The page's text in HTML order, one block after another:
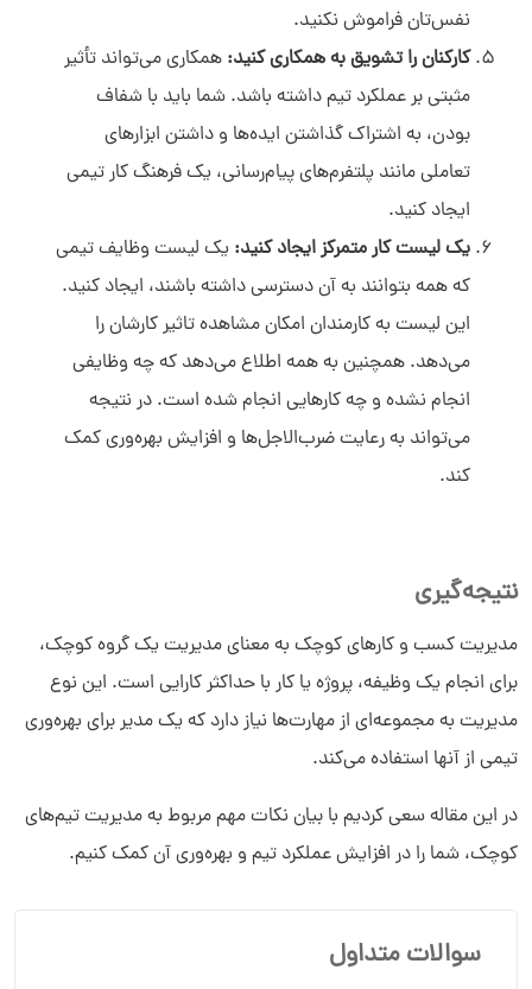
نفس‌تان فراموش نکنید.
کارکنان را تشویق به همکاری کنید: همکاری می‌تواند تأثیر
مثبتی بر عملکرد تیم داشته باشد. شما باید با شفاف
بودن، به اشتراک گذاشتن ایده‌ها و داشتن ابزارهای
تعاملی مانند پلتفرم‌های پیام‌رسانی، یک فرهنگ کار تیمی
ایجاد کنید.
یک لیست کار متمرکز ایجاد کنید: یک لیست وظایف تیمی
که همه بتوانند به آن دسترسی داشته باشند، ایجاد کنید.
این لیست به کارمندان امکان مشاهده تاثیر کارشان را
می‌دهد. همچنین به همه اطلاع می‌دهد که چه وظایفی
انجام نشده و چه کارهایی انجام شده است. در نتیجه
می‌تواند به رعایت ضرب‌الاجل‌ها و افزایش بهره‌وری کمک
کند.
نتیجه‌گیری
مدیریت کسب و کارهای کوچک به معنای مدیریت یک گروه کوچک،
برای انجام یک وظیفه، پروژه یا کار با حداکثر کارایی است. این نوع
مدیریت به مجموعه‌ای از مهارت‌ها نیاز دارد که یک مدیر برای بهره‌وری
تیمی از آنها استفاده می‌کند.
در این مقاله سعی کردیم با بیان نکات مهم مربوط به مدیریت تیم‌های
کوچک، شما را در افزایش عملکرد تیم و بهره‌وری آن کمک کنیم.
سوالات متداول